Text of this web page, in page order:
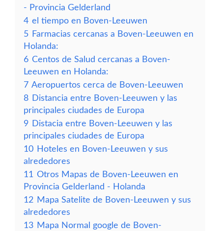
- Provincia Gelderland
4 el tiempo en Boven-Leeuwen
5 Farmacias cercanas a Boven-Leeuwen en
Holanda:
6 Centos de Salud cercanas a Boven-
Leeuwen en Holanda:
7 Aeropuertos cerca de Boven-Leeuwen
8 Distancia entre Boven-Leeuwen y las
principales ciudades de Europa
9 Distacia entre Boven-Leeuwen y las
principales ciudades de Europa
10 Hoteles en Boven-Leeuwen y sus
alrededores
11 Otros Mapas de Boven-Leeuwen en
Provincia Gelderland - Holanda
12 Mapa Satelite de Boven-Leeuwen y sus
alrededores
13 Mapa Normal google de Boven-